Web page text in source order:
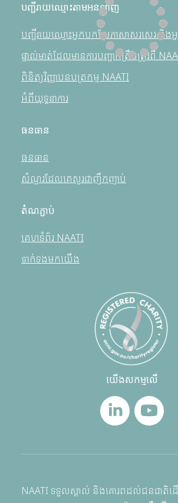
បញ្ជីរាយឈ្មោះតាមអនឡាញ
បញ្ជីរាយឈ្មោះអ្នកបកប្រែភាសាសរសេរ និងអ្
ផ្ទាល់មាត់ដែលមានការបញ្ជាក់ត្រឹមត្រូវពី
ពិនិត្យវិញ្ញាបនបត្រកម្ម NAATI
អំពីយុទ្ធនាការ
ធនធាន
ធនធាន
សំណួរដែលគេសួរជាញឹកញាប់
តំណភ្ជាប់
គេហទំព័រ NAATI
ទាក់ទងមកយើង
យើងសកម្មលើ
NAATI ទទួលស្គាល់ និងគោរពដល់ជនជាតិដ